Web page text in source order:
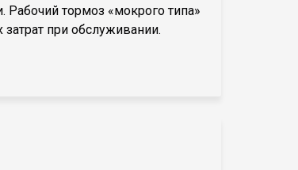
Рабочий тормоз «мокрого типа»
при обслуживании.